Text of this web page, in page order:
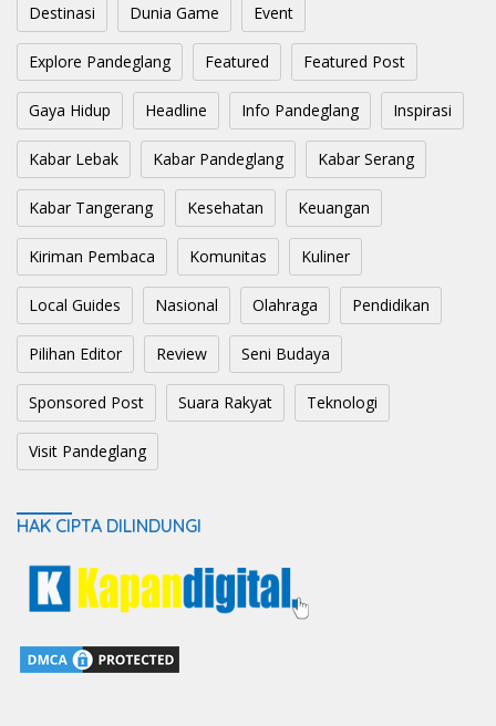
Destinasi Dunia Game Event
Explore Pandeglang Featured Featured Post
Gaya Hidup Headline Info Pandeglang Inspirasi
Kabar Lebak Kabar Pandeglang Kabar Serang
Kabar Tangerang Kesehatan Keuangan
Kiriman Pembaca Komunitas Kuliner
Local Guides Nasional Olahraga Pendidikan
Pilihan Editor Review Seni Budaya
Sponsored Post Suara Rakyat Teknologi
Visit Pandeglang
HAK CIPTA DILINDUNGI